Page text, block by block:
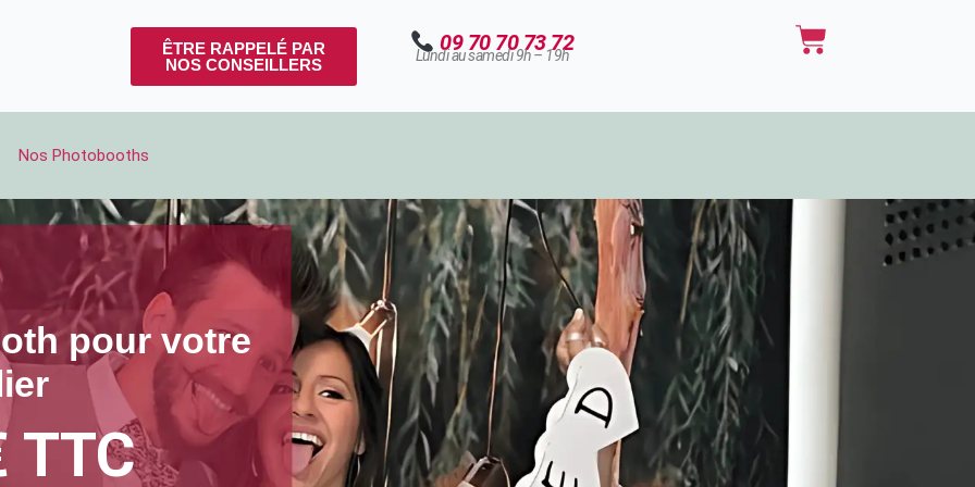
ÊTRE RAPPELÉ PAR
NOS CONSEILLERS
09 70 70 73 72
Lundi au samedi 9h – 19h Panier
Nos Photobooths
pour votre
TTC